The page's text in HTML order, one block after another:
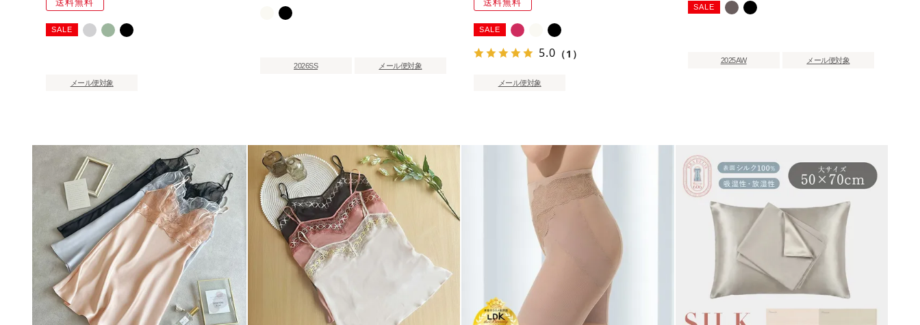
送料無料
SALE
メール便対象
2026SS メール便対象
送料無料
SALE
5.0 （1）
メール便対象
SALE
2025AW メール便対象